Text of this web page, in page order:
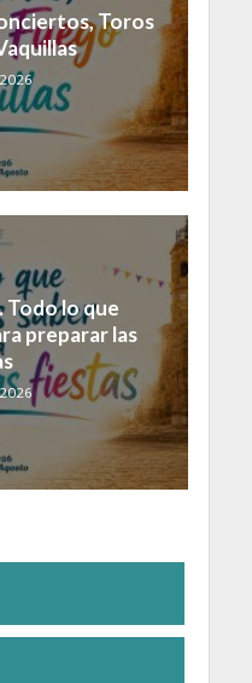
Toros
Todo lo que
preparar las